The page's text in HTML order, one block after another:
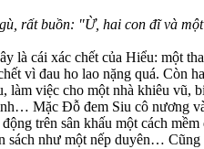
rất buồn: "Ừ, hai con đĩ và
là cái xác chết của Hiểu: một
vì đau ho lao nặng quá. Còn
làm việc cho một nhà khiêu vũ,
Mặc Đỗ đem Siu cô nương
trên sân khấu một cách
sách như một nếp duyên…